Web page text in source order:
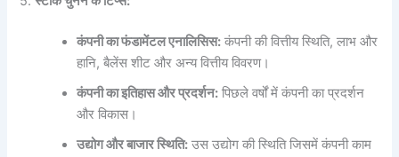
कंपनी का फंडामेंटल एनालिसिस: कंपनी की वित्तीय स्थिति, लाभ और
हानि, बैलेंस शीट और अन्य वित्तीय विवरण।
कंपनी का इतिहास और प्रदर्शन: पिछले वर्षों में कंपनी का प्रदर्शन
और विकास।
उद्योग और बाजार स्थिति: उस उद्योग की स्थिति जिसमें कंपनी काम